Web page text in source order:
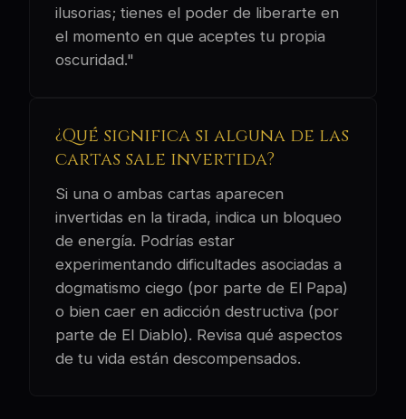
ilusorias; tienes el poder de liberarte en
el momento en que aceptes tu propia
oscuridad."
¿Qué significa si alguna de las
cartas sale invertida?
Si una o ambas cartas aparecen
invertidas en la tirada, indica un bloqueo
de energía. Podrías estar
experimentando dificultades asociadas a
dogmatismo ciego (por parte de El Papa)
o bien caer en adicción destructiva (por
parte de El Diablo). Revisa qué aspectos
de tu vida están descompensados.